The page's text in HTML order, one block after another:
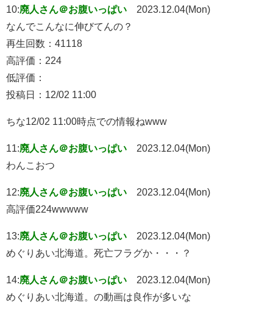
10:廃人さん＠お腹いっぱい
2023.12.04(Mon)
なんでこんなに伸びてんの？
再生回数：41118
高評価：224
低評価：
投稿日：12/02 11:00
ちな12/02 11:00時点での情報ねwww
11:廃人さん＠お腹いっぱい
2023.12.04(Mon)
わんこおつ
12:廃人さん＠お腹いっぱい
2023.12.04(Mon)
高評価224wwwww
13:廃人さん＠お腹いっぱい
2023.12.04(Mon)
めぐりあい北海道。死亡フラグか・・・？
14:廃人さん＠お腹いっぱい
2023.12.04(Mon)
めぐりあい北海道。の動画は良作が多いな